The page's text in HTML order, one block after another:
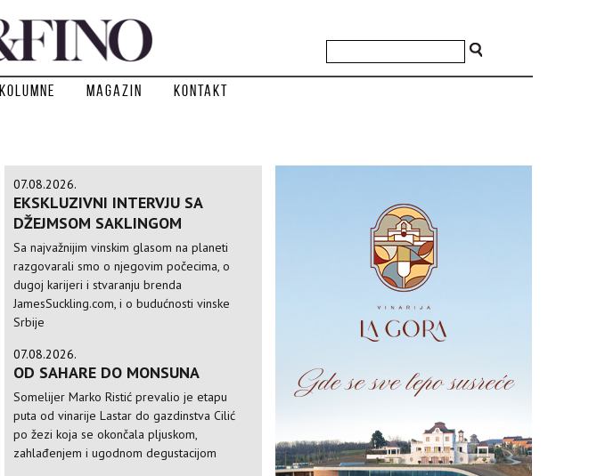
Kolumne Magazin Kontakt
07.08.2026.
EKSKLUZIVNI INTERVJU SA
DŽEJMSOM SAKLINGOM
Sa najvažnijim vinskim glasom na planeti
razgovarali smo o njegovim počecima, o
dugoj karijeri i stvaranju brenda
JamesSuckling.com, i o budućnosti vinske
Srbije
07.08.2026.
OD SAHARE DO MONSUNA
Somelijer Marko Ristić prevalio je etapu
puta od vinarije Lastar do gazdinstva Cilić
po žezi koja se okončala pljuskom,
zahlađenjem i ugodnom degustacijom